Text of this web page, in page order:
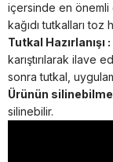
içersinde en önemli
kağıdı tutkalları toz
Tutkal Hazırlanışı :
karıştırılarak ilave
sonra tutkal,
Ürünün
silinebilir.